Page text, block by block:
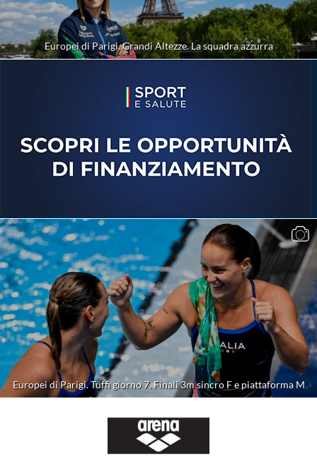
Europei di Parigi. Grandi Altezze. La squadra azzurra
Europei di Parigi. Tuffi giorno 7. Finali 3m sincro F e piattaforma M